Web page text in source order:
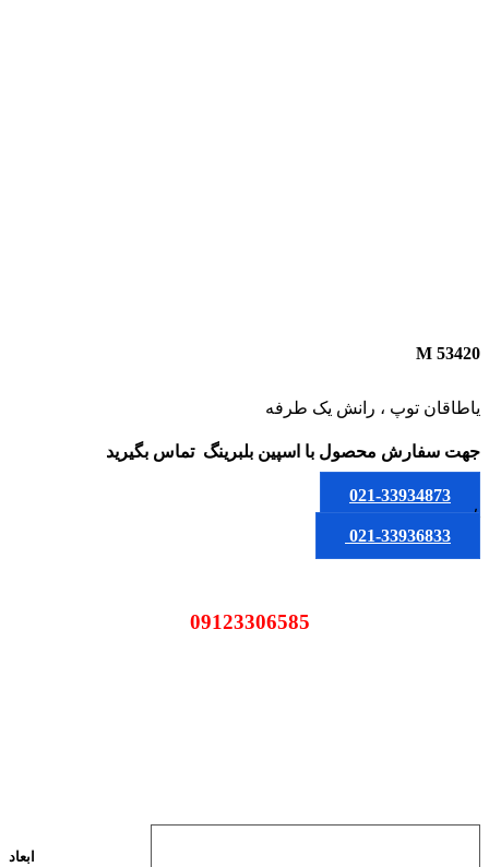
53420 M
یاطاقان توپ ، رانش یک طرفه
جهت سفارش محصول با اسپین بلبرینگ تماس بگیرید
021-33934873
یا
021-33936833
ابعاد